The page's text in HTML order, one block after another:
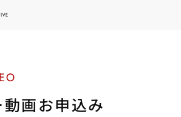
画お申込み